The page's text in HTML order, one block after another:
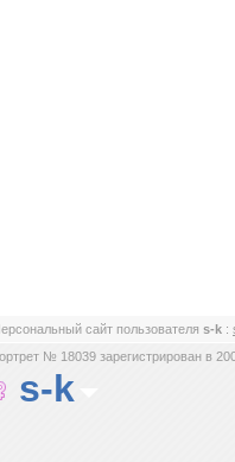
сайт пользователя s-k :
№ 18039 зарегистрирован в
s-k